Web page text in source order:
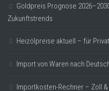
Goldpreis Prognose
Zukunftstrends
Heizölpreise aktuell – für
Import von Waren nach
Importkosten-Rechner – Zoll